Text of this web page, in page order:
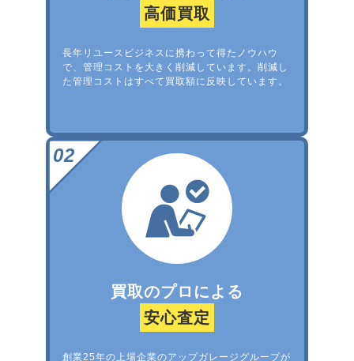
高価買取
長年リユースビジネスに携わって得たノウハウ
で、管理コストを大きく削減しています。削減し
た管理コストはすべて買取額に反映しています。
買取のプロによる
安心査定
創業25年の上場企業のアップガレージグループが